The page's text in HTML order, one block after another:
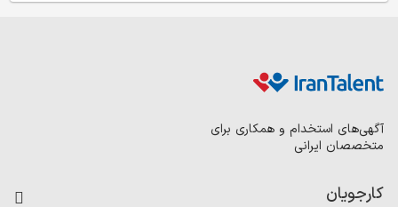
آگهی‌های استخدام و همکاری برای
متخصصان ایرانی
کارجویان